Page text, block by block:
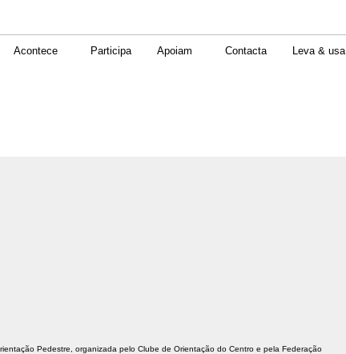
Acontece Participa Apoiam Contacta Leva & usa
Pedestre, organizada pelo Clube de Orientação do Centro e pela Federação